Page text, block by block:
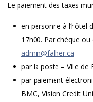
Le paiement des taxes
en personne à l’hôtel
17h00. Par chèque
admin@falher.ca
par la poste – Ville de
par paiement
BMO, Vision Credit